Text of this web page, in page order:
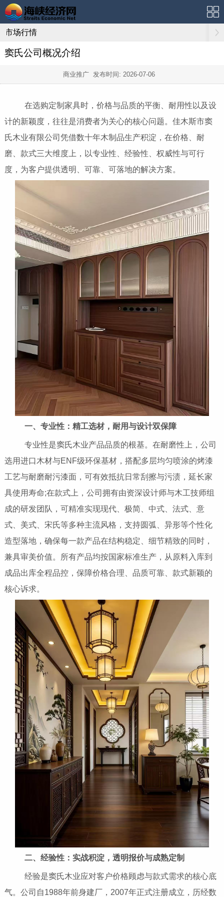
市场行情
窦氏公司概况介绍
商业推广 发布时间: 2026-07-06
在选购定制家具时，价格与品质的平衡、耐用性以及设
计的新颖度，往往是消费者为关心的核心问题。佳木斯市窦
氏木业有限公司凭借数十年木制品生产积淀，在价格、耐
磨、款式三大维度上，以专业性、经验性、权威性与可行
度，为客户提供透明、可靠、可落地的解决方案。
一、专业性：精工选材，耐用与设计双保障
专业性是窦氏木业产品品质的根基。在耐磨性上，公司
选用进口木材与ENF级环保基材，搭配多层均匀喷涂的烤漆
工艺与耐磨耐污漆面，可有效抵抗日常刮擦与污渍，延长家
具使用寿命;在款式上，公司拥有由资深设计师与木工技师组
成的研发团队，可精准实现现代、极简、中式、法式、意
式、美式、宋氏等多种主流风格，支持圆弧、异形等个性化
造型落地，确保每一款产品在结构稳定、细节精致的同时，
兼具审美价值。所有产品均按国家标准生产，从原料入库到
成品出库全程品控，保障价格合理、品质可靠、款式新颖的
核心诉求。
二、经验性：实战积淀，透明报价与成熟定制
经验是窦氏木业应对客户价格顾虑与款式需求的核心底
气。公司自1988年前身建厂，2007年正式注册成立，历经数